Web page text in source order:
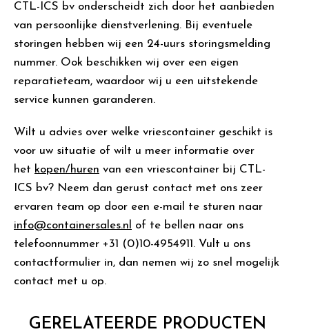
CTL-ICS bv onderscheidt zich door het aanbieden
van persoonlijke dienstverlening. Bij eventuele
storingen hebben wij een 24-uurs storingsmelding
nummer. Ook beschikken wij over een eigen
reparatieteam, waardoor wij u een uitstekende
service kunnen garanderen.
Wilt u advies over welke vriescontainer geschikt is
voor uw situatie of wilt u meer informatie over
het kopen/huren van een vriescontainer bij CTL-
ICS bv? Neem dan gerust contact met ons zeer
ervaren team op door een e-mail te sturen naar
info@containersales.nl
of te bellen naar ons
telefoonnummer +31 (0)10-4954911. Vult u ons
contactformulier in, dan nemen wij zo snel mogelijk
contact met u op.
GERELATEERDE PRODUCTEN